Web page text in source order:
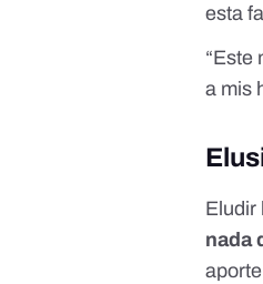
esta
“Este
a mis
Eludir
nada